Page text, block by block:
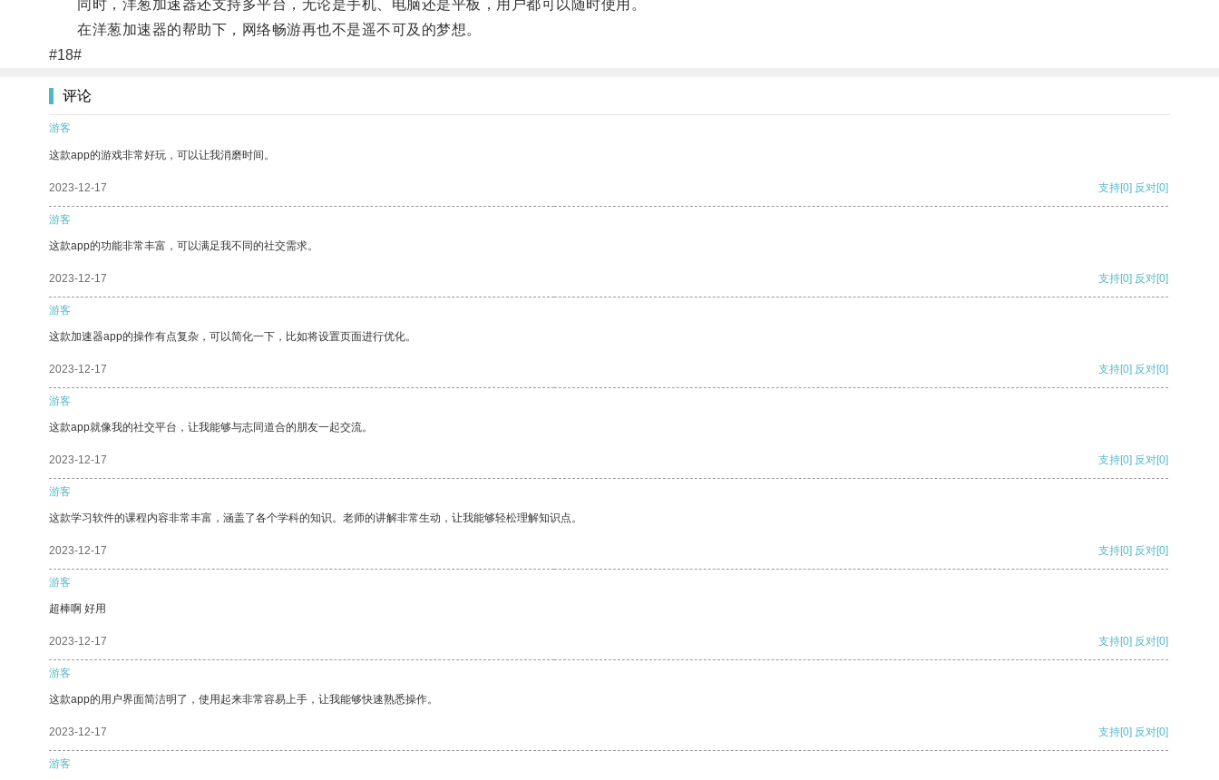
同时，洋葱加速器还支持多平台，无论是手机、电脑还是平板，用户都可以随时使用。
在洋葱加速器的帮助下，网络畅游再也不是遥不可及的梦想。
#18#
评论
游客
这款app的游戏非常好玩，可以让我消磨时间。
2023-12-17 支持[0] 反对[0]
游客
这款app的功能非常丰富，可以满足我不同的社交需求。
2023-12-17 支持[0] 反对[0]
游客
这款加速器app的操作有点复杂，可以简化一下，比如将设置页面进行优化。
2023-12-17 支持[0] 反对[0]
游客
这款app就像我的社交平台，让我能够与志同道合的朋友一起交流。
2023-12-17 支持[0] 反对[0]
游客
这款学习软件的课程内容非常丰富，涵盖了各个学科的知识。老师的讲解非常生动，让我能够轻松理解知识点。
2023-12-17 支持[0] 反对[0]
游客
超棒啊 好用
2023-12-17 支持[0] 反对[0]
游客
这款app的用户界面简洁明了，使用起来非常容易上手，让我能够快速熟悉操作。
2023-12-17 支持[0] 反对[0]
游客